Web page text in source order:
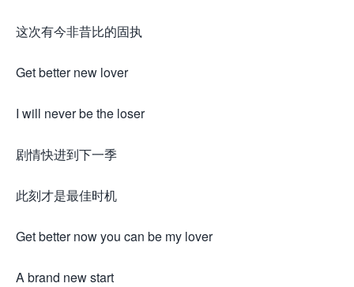
这次有今非昔比的固执
Get better new lover
I will never be the loser
剧情快进到下一季
此刻才是最佳时机
Get better now you can be my lover
A brand new start